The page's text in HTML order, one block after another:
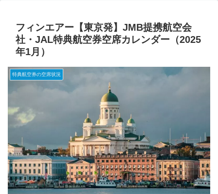
フィンエアー【東京発】JMB提携航空会
社・JAL特典航空券空席カレンダー（2025
年1月）
特典航空券の空席状況